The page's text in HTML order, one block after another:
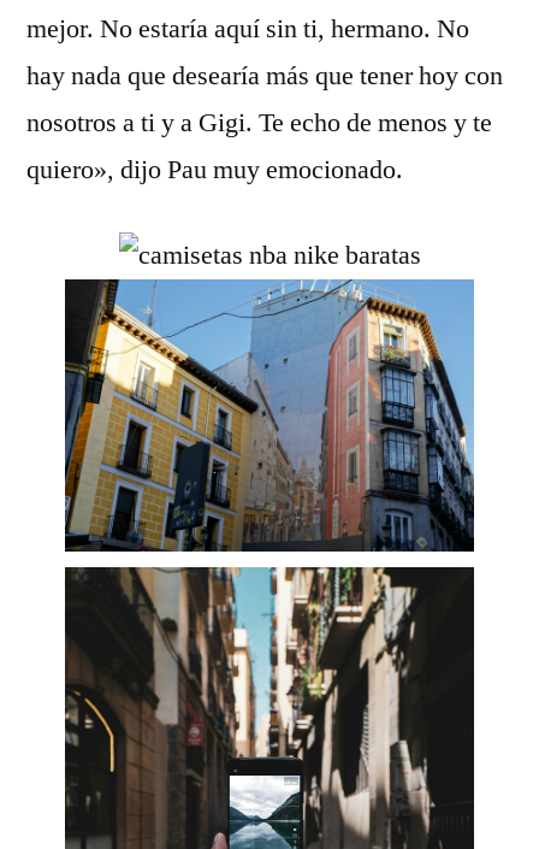
mejor. No estaría aquí sin ti, hermano. No
hay nada que desearía más que tener hoy con
nosotros a ti y a Gigi. Te echo de menos y te
quiero», dijo Pau muy emocionado.